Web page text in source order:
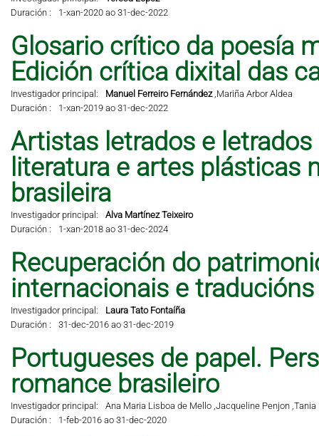
Duración :
1-xan-2020 ao 31-dec-2022
Glosario crítico da poesía
Edición crítica dixital das
Investigador principal: Manuel Ferreiro Fernández,Mariña Arbor Aldea
Duración :
1-xan-2019 ao 31-dec-2022
Artistas letrados e
literatura e artes plásticas
brasileira
Investigador principal:
Alva Martínez Teixeiro
Duración :
1-xan-2018 ao 31-dec-2024
Recuperación do
internacionais e traducións
Investigador principal:
Laura Tato Fontaíña
Duración :
31-dec-2016 ao 31-dec-2019
Portugueses de papel.
romance brasileiro
Investigador principal: Ana Maria Lisboa de Mello ,Jacqueline Penjon ,Tania
Duración :
1-feb-2016 ao 31-dec-2020